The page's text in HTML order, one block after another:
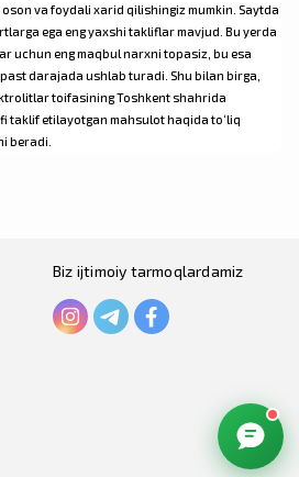
va foydali xarid qilishingiz mumkin. Saytda
ega eng yaxshi takliflar mavjud. Bu yerda
uchun eng maqbul narxni topasiz, bu esa
darajada ushlab turadi. Shu bilan birga,
toifasining Toshkent shahrida
taklif etilayotgan mahsulot haqida to‘liq
beradi.
Biz ijtimoiy tarmoqlardamiz